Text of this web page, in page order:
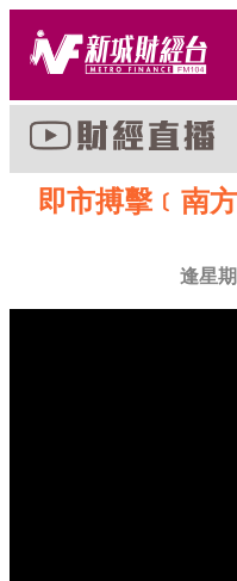
即市搏擊﹝南
逢星